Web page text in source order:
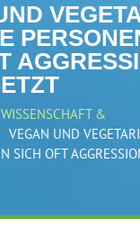
WISSENSCHAFT &
VEGAN UND
SICH OFT